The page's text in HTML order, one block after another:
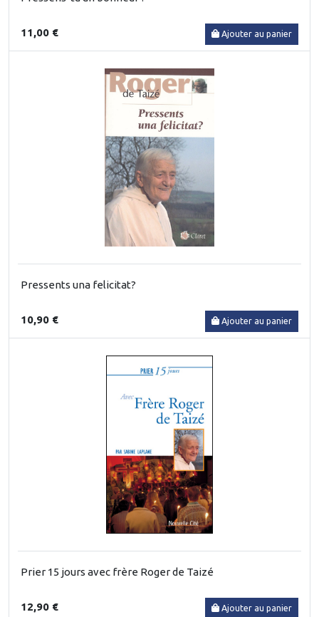
11,00 € Ajouter au panier
Pressents una felicitat?
10,90 € Ajouter au panier
Prier 15 jours avec frère Roger de Taizé
12,90 € Ajouter au panier